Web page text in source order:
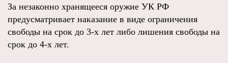
За незаконно хранящееся оружие УК РФ
предусматривает наказание в виде ограничения
свободы на срок до 3-х лет либо лишения свободы на
срок до 4-х лет.